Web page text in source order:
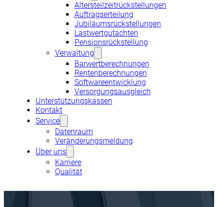
Altersteilzeitrückstellungen
Auftragserteilung
Jubiläumsrückstellungen
Lastwertgutachten
Pensionsrückstellung
Verwaltung
Barwertberechnungen
Rentenberechnungen
Softwareentwicklung
Versorgungsausgleich
Unterstützungskassen
Kontakt
Service
Datenraum
Veränderungsmeldung
Über uns
Karriere
Qualität
Pensionsrückstellung
Jubiläumsrückstellungen
Altersteilzeitrückstellungen
Lastwertgutachten
Auftragserteilung
Express-Service
Datenraum
Veränderungsmeldung
ÜBER UNS